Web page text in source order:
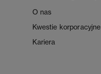
O nas
Kwestie korporacyjne
Kariera